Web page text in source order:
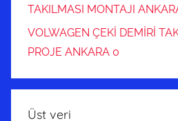
TAKILMASI MONTAJI
VOLWAGEN ÇEKİ DEMİRİ
PROJE ANKARA 0
Üst veri